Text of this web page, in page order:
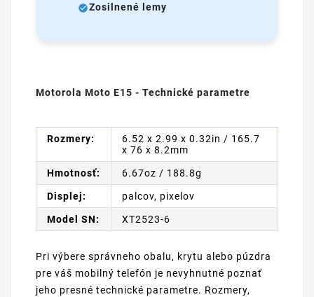
Zosilnené lemy
Motorola Moto E15 - Technické parametre
Rozmery:
6.52 x 2.99 x 0.32in / 165.7
x 76 x 8.2mm
Hmotnosť: 6.67oz / 188.8g
Displej: palcov, pixelov
Model SN: XT2523-6
Pri výbere správneho obalu, krytu alebo púzdra
pre váš mobilný telefón je nevyhnutné poznať
jeho presné technické parametre. Rozmery,